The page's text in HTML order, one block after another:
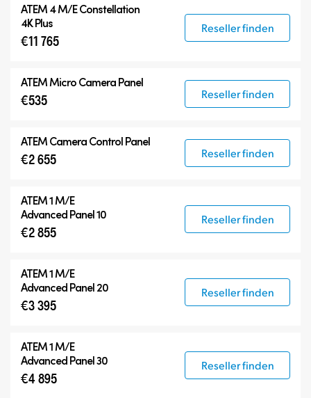
ATEM4 M/E Constellation
4K Plus
€11 765
Reseller finden
ATEM Micro Camera Panel
€535 Reseller finden
ATEM Camera Control Panel
€2 655 Reseller finden
ATEM 1 M/E
Advanced Panel 10
€2 855
Reseller finden
ATEM 1 M/E
Advanced Panel 20
€3 395
Reseller finden
ATEM 1 M/E
Advanced Panel 30
€4 895
Reseller finden